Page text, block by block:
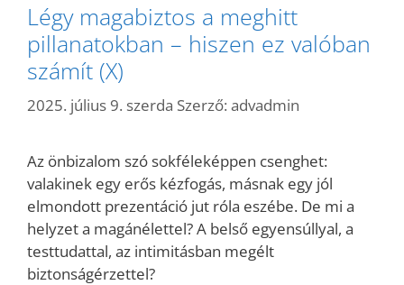
Légy magabiztos a meghitt
pillanatokban – hiszen ez valóban
számít (X)
2025. július 9. szerda Szerző: advadmin
Az önbizalom szó sokféleképpen csenghet:
valakinek egy erős kézfogás, másnak egy jól
elmondott prezentáció jut róla eszébe. De mi a
helyzet a magánélettel? A belső egyensúllyal, a
testtudattal, az intimitásban megélt
biztonságérzettel?